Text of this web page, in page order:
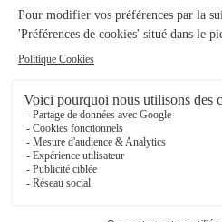
Au Coin Fleuri
Lievin
38, rue Michelet
Voir la boutique